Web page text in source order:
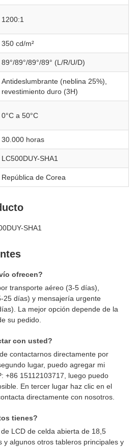
1200:1
350 cd/m²
89°/89°/89°/89° (L/R/U/D)
Antideslumbrante (neblina 25%),
revestimiento duro (3H)
0°C a 50°C
30.000 horas
LC500DUY-SHA1
República de Corea
SHA1
ofrecen?
transporte aéreo (3-5 días),
25 días) y mensajería urgente
La mejor opción depende de la
su pedido.
con usted?
contactarnos directamente por
lugar, puedo agregar mi
+86 15112103717, luego puedo
En tercer lugar haz clic en el
directamente con nosotros.
tienes?
LCD de celda abierta de 18,5
y algunos otros tableros principales y